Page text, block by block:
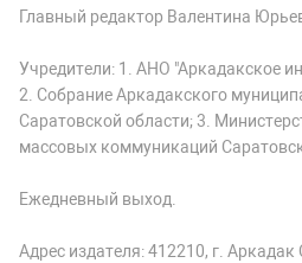
Главный редактор Валентина
Учредители: 1. АНО "Аркадакское
2. Собрание Аркадакского
Саратовской области; 3.
массовых коммуникаций
Ежедневный выход.
Адрес издателя: 412210, г. Аркадак